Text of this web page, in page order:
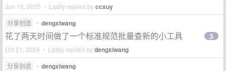
Jun 10, 2025 • Lastly replied byccxuy
分享创造 • dengxiwang
花了两天时间做了一个标准规范批量查新的小工具
Oct 21, 2024 • Lastly replied bydengxiwang
3
分享创造 • dengxiwang